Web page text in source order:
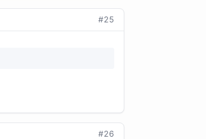
#25
#26